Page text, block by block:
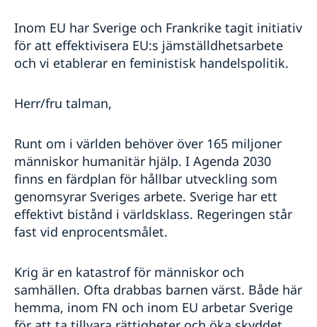
Inom EU har Sverige och Frankrike tagit initiativ
för att effektivisera EU:s jämställdhetsarbete
och vi etablerar en feministisk handelspolitik.
Herr/fru talman,
Runt om i världen behöver över 165 miljoner
människor humanitär hjälp. I Agenda 2030
finns en färdplan för hållbar utveckling som
genomsyrar Sveriges arbete. Sverige har ett
effektivt bistånd i världsklass. Regeringen står
fast vid enprocentsmålet.
Krig är en katastrof för människor och
samhällen. Ofta drabbas barnen värst. Både här
hemma, inom FN och inom EU arbetar Sverige